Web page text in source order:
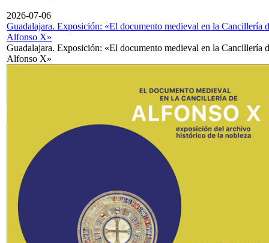
2026-07-06
Guadalajara. Exposición: «El documento medieval en la Cancillería
Alfonso X»
Guadalajara. Exposición: «El documento medieval en la Cancillería
Alfonso X»